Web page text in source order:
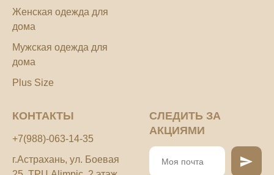
Женская одежда для
дома
Мужская одежда для
дома
Plus Size
КОНТАКТЫ
+7(988)-063-14-35
г.Астрахань, ул. Боевая
СЛЕДИТЬ ЗА
АКЦИЯМИ